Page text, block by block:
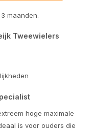
Uitverkocht
maanden.
Tweewielers
hoge maximale
is voor ouders die